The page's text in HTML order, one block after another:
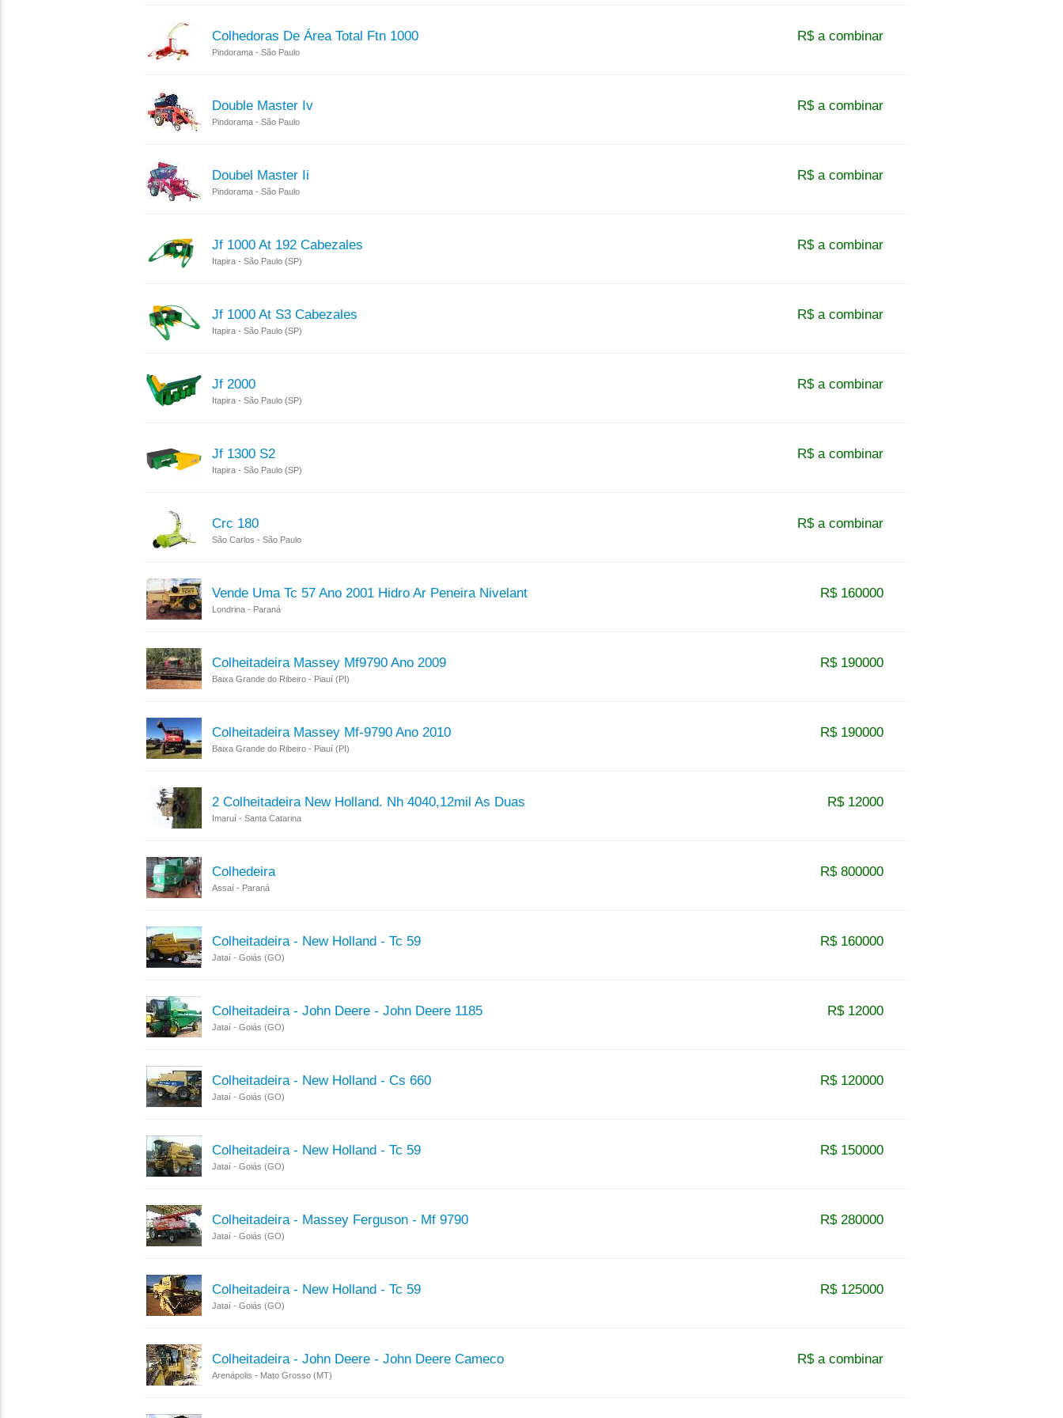
Colhedoras De Área Total Ftn 1000
Pindorama - São Paulo
R$ a combinar
Double Master Iv
Pindorama - São Paulo
R$ a combinar
Doubel Master Ii
Pindorama - São Paulo
R$ a combinar
Jf 1000 At 192 Cabezales
Itapira - São Paulo (SP)
R$ a combinar
Jf 1000 At S3 Cabezales
Itapira - São Paulo (SP)
R$ a combinar
Jf 2000
Itapira - São Paulo (SP)
R$ a combinar
Jf 1300 S2
Itapira - São Paulo (SP)
R$ a combinar
Crc 180
São Carlos - São Paulo
R$ a combinar
Vende Uma Tc 57 Ano 2001 Hidro Ar Peneira Nivelant
Londrina - Paraná
R$ 160000
Colheitadeira Massey Mf9790 Ano 2009
Baixa Grande do Ribeiro - Piauí (PI)
R$ 190000
Colheitadeira Massey Mf-9790 Ano 2010
Baixa Grande do Ribeiro - Piauí (PI)
R$ 190000
2 Colheitadeira New Holland. Nh 4040,12mil As Duas
Imaruí - Santa Catarina
R$ 12000
Colhedeira
Assaí - Paraná
R$ 800000
Colheitadeira - New Holland - Tc 59
Jataí - Goiás (GO)
R$ 160000
Colheitadeira - John Deere - John Deere 1185
Jataí - Goiás (GO)
R$ 12000
Colheitadeira - New Holland - Cs 660
Jataí - Goiás (GO)
R$ 120000
Colheitadeira - New Holland - Tc 59
Jataí - Goiás (GO)
R$ 150000
Colheitadeira - Massey Ferguson - Mf 9790
Jataí - Goiás (GO)
R$ 280000
Colheitadeira - New Holland - Tc 59
Jataí - Goiás (GO)
R$ 125000
Colheitadeira - John Deere - John Deere Cameco
Arenápolis - Mato Grosso (MT)
R$ a combinar